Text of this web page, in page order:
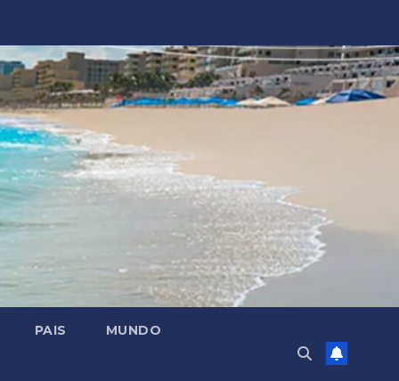
PAIS MUNDO